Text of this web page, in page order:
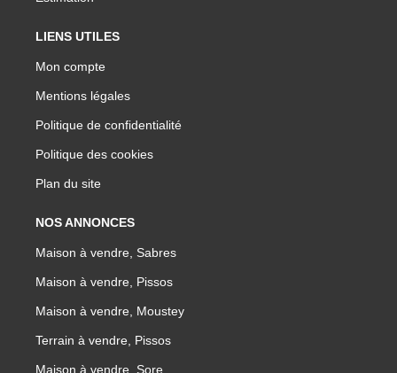
Simulation de remboursement :
LIENS UTILES
Mon compte
Mentions légales
Politique de confidentialité
Politique des cookies
Plan du site
NOS ANNONCES
Maison à vendre, Sabres
Maison à vendre, Pissos
Maison à vendre, Moustey
Terrain à vendre, Pissos
Maison à vendre, Sore